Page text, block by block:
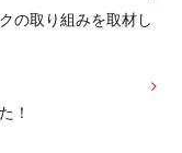
の取り組みを取材し
！